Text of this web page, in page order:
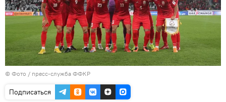
© Фото / пресс-служба ФФКР
Подписаться